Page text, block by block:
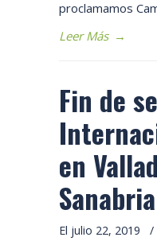
proclamamos
Leer Más →
Fin de
en
Sanabria
El julio 22, 2019 /